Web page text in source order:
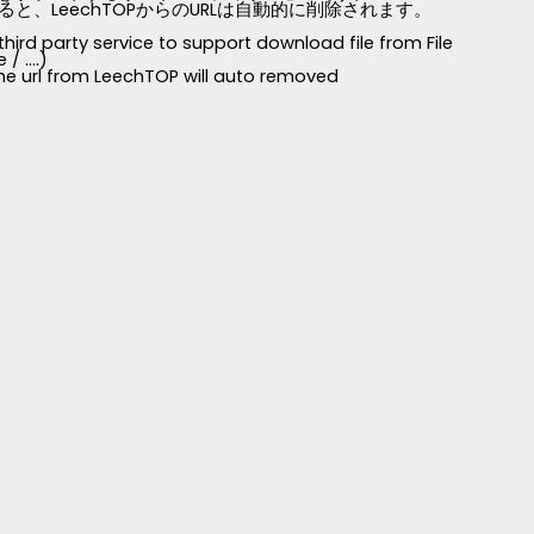
、LeechTOPからのURLは自動的に削除されます。
party service to support download file from File
/ ....)
url from LeechTOP will auto removed